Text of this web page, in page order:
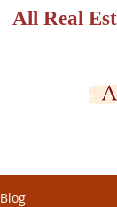
All Real
Blog